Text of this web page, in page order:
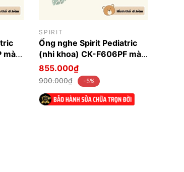
màu
SPIRIT
Ống nghe Spirit Pediatric
(nhi khoa) CK-F606PF màu
vàng
855.000₫
900.000₫ -5%